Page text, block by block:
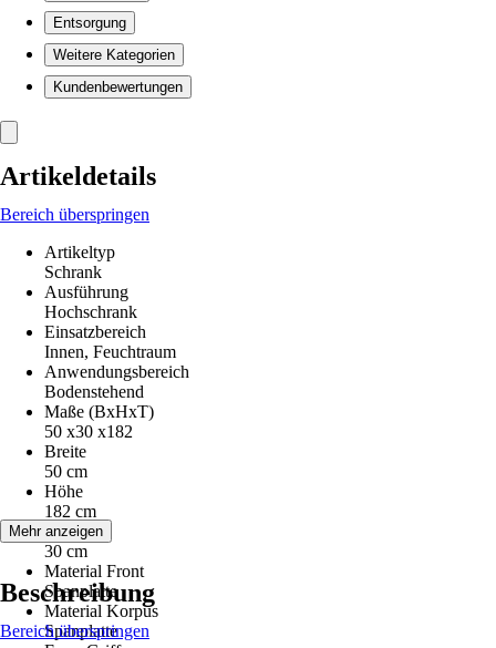
Entsorgung
Weitere Kategorien
Kundenbewertungen
Artikeldetails
Bereich überspringen
Artikeltyp
Schrank
Ausführung
Hochschrank
Einsatzbereich
Innen, Feuchtraum
Anwendungsbereich
Bodenstehend
Maße (BxHxT)
50 x30 x182
Breite
50 cm
Höhe
182 cm
Tiefe
30 cm
Material Front
Spanplatte
Material Korpus
Spanplatte
Mehr anzeigen
Beschreibung
Bereich überspringen